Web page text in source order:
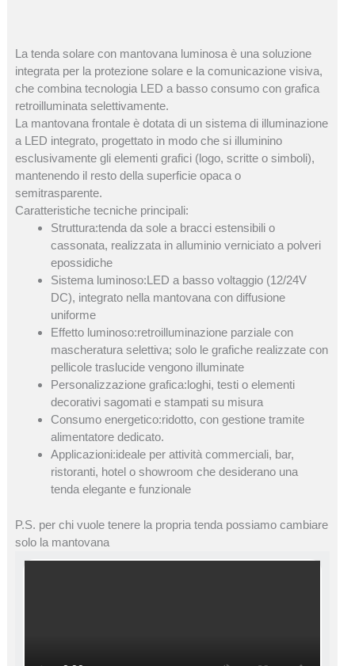
La tenda solare con mantovana luminosa è una soluzione
integrata per la protezione solare e la comunicazione visiva,
che combina tecnologia LED a basso consumo con grafica
retroilluminata selettivamente.
La mantovana frontale è dotata di un sistema di illuminazione
a LED integrato, progettato in modo che si illuminino
esclusivamente gli elementi grafici (logo, scritte o simboli),
mantenendo il resto della superficie opaca o
semitrasparente.
Caratteristiche tecniche principali:
Struttura:tenda da sole a bracci estensibili o
cassonata, realizzata in alluminio verniciato a polveri
epossidiche
Sistema luminoso:LED a basso voltaggio (12/24V
DC), integrato nella mantovana con diffusione
uniforme
Effetto luminoso:retroilluminazione parziale con
mascheratura selettiva; solo le grafiche realizzate con
pellicole traslucide vengono illuminate
Personalizzazione grafica:loghi, testi o elementi
decorativi sagomati e stampati su misura
Consumo energetico:ridotto, con gestione tramite
alimentatore dedicato.
Applicazioni:ideale per attività commerciali, bar,
ristoranti, hotel o showroom che desiderano una
tenda elegante e funzionale
P.S. per chi vuole tenere la propria tenda possiamo cambiare
solo la mantovana